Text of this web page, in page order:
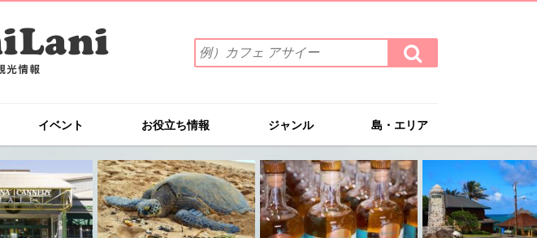
索
ワ
を
入
力
(例）
カ
フ
検
索
す
イベント お役立ち情報 ジャンル 島・エリア